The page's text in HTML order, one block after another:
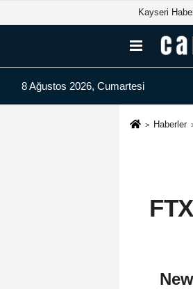
Kayseri
8 Ağustos 2026, Cumartesi
Haberler